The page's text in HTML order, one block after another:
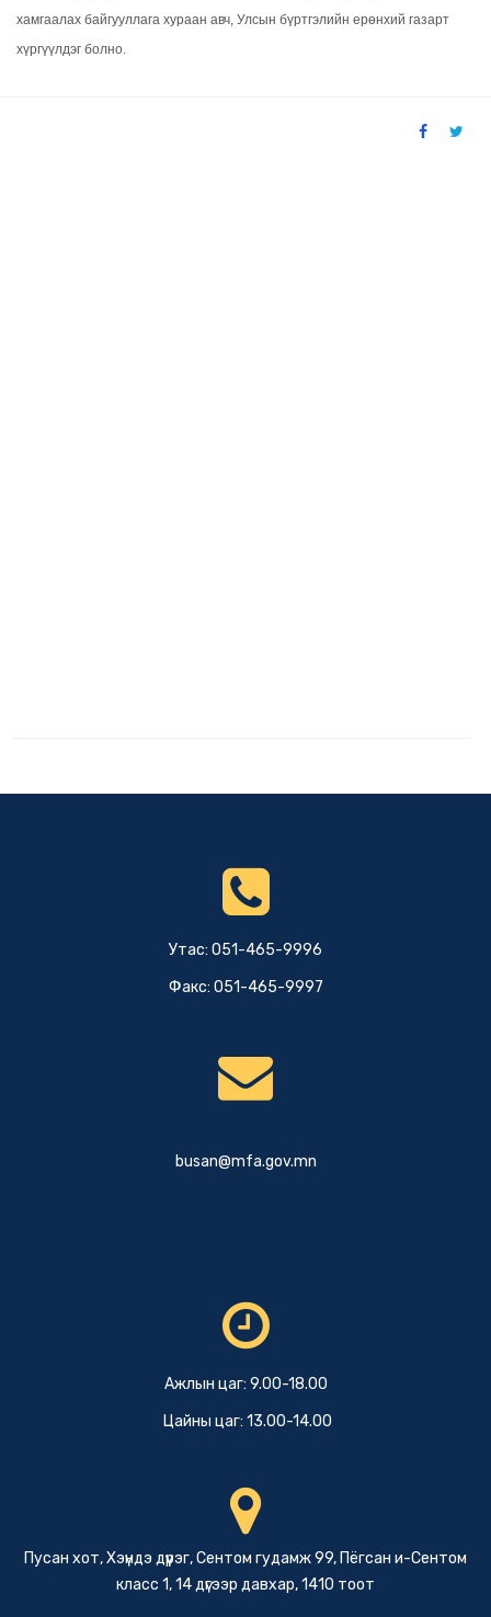
хамгаалах байгууллага хураан авч, Улсын бүртгэлийн ерөнхий газарт
хүргүүлдэг болно.
Утас: 051-465-9996
Факс: 051-465-9997
busan@mfa.gov.mn
Ажлын цаг: 9.00-18.00
Цайны цаг: 13.00-14.00
Пусан хот, Хэүндэ дүүрэг, Сентом гудамж 99, Пёгсан и-Сентом
класс 1, 14 дүгээр давхар, 1410 тоот